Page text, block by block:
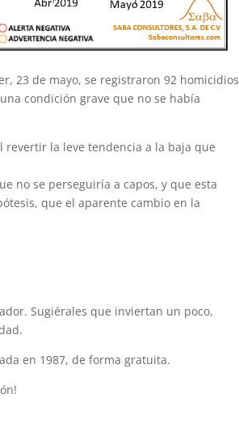
23 de mayo, se registraron 92 homicidios
condición grave que no se había
la leve tendencia a la baja que
no se perseguiría a capos, y que esta
que el aparente cambio en la
Sugiérales que inviertan un poco,
en 1987, de forma gratuita.